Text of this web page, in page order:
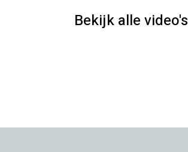
Bekijk alle video's